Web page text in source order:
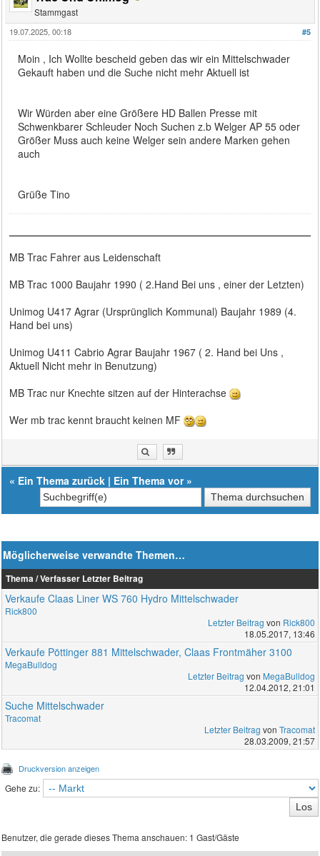
Stammgast
#5
19.07.2025, 00:18
Moin , Ich Wollte bescheid geben das wir ein Mittelschwader
Gekauft haben und die Suche nicht mehr Aktuell ist
Wir Würden aber eine Größere HD Ballen Presse mit
Schwenkbarer Schleuder Noch Suchen z.b Welger AP 55 oder
Größer Muss auch keine Welger sein andere Marken gehen
auch
Grüße Tino
MB Trac Fahrer aus Leidenschaft
MB Trac 1000 Baujahr 1990 ( 2.Hand Bei uns , einer der Letzten)
Unimog U417 Agrar (Ursprünglich Kommunal) Baujahr 1989 (4.
Hand bei uns)
Unimog U411 Cabrio Agrar Baujahr 1967 ( 2. Hand bei Uns ,
Aktuell Nicht mehr in Benutzung)
MB Trac nur Knechte sitzen auf der Hinterachse
Wer mb trac kennt braucht keinen MF
« Ein Thema zurück | Ein Thema vor»
Möglicherweise verwandte Themen…
Thema / Verfasser Letzter Beitrag
Verkaufe Claas Liner WS 760 Hydro Mittelschwader
Rick800
Letzter Beitrag von Rick800
18.05.2017, 13:46
Verkaufe Pöttinger 881 Mittelschwader, Claas Frontmäher 3100
MegaBulldog
Letzter Beitrag von MegaBulldog
12.04.2012, 21:01
Suche Mittelschwader
Tracomat
Letzter Beitrag von Tracomat
28.03.2009, 21:57
Druckversion anzeigen
Gehe zu:
Benutzer, die gerade dieses Thema anschauen: 1 Gast/Gäste